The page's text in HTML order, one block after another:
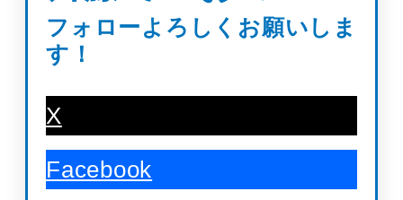
フォローよろしくお願いしま
す！
X
Facebook